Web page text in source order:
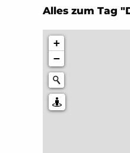
Alles zum Tag
+
−